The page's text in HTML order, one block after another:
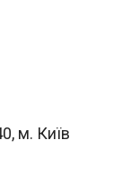
м. Київ